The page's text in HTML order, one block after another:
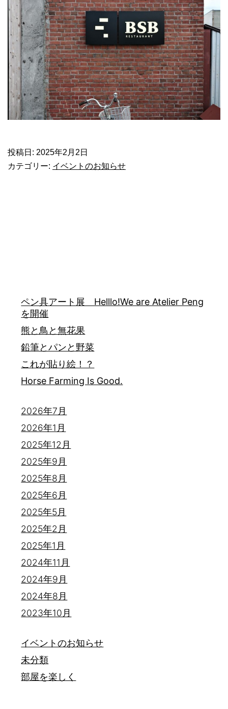
投稿日: 2025年2月2日
カテゴリー: イベントのお知らせ
ペン具アート展 Helllo!We are Atelier Peng
を開催
熊と鳥と無花果
鉛筆とパンと野菜
これが貼り絵！？
Horse Farming Is Good.
2026年7月
2026年1月
2025年12月
2025年9月
2025年8月
2025年6月
2025年5月
2025年2月
2025年1月
2024年11月
2024年9月
2024年8月
2023年10月
イベントのお知らせ
未分類
部屋を楽しく